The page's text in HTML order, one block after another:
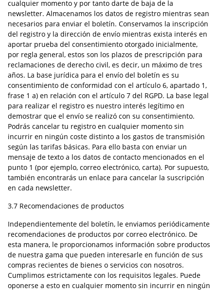
cualquier momento y por tanto darte de baja de la
newsletter. Almacenamos los datos de registro mientras sean
necesarios para enviar el boletín. Conservamos la inscripción
del registro y la dirección de envío mientras exista interés en
aportar prueba del consentimiento otorgado inicialmente,
por regla general, estos son los plazos de prescripción para
reclamaciones de derecho civil, es decir, un máximo de tres
años. La base jurídica para el envío del boletín es su
consentimiento de conformidad con el artículo 6, apartado 1,
frase 1 a) en relación con el artículo 7 del RGPD. La base legal
para realizar el registro es nuestro interés legítimo en
demostrar que el envío se realizó con su consentimiento.
Podrás cancelar tu registro en cualquier momento sin
incurrir en ningún coste distinto a los gastos de transmisión
según las tarifas básicas. Para ello basta con enviar un
mensaje de texto a los datos de contacto mencionados en el
punto 1 (por ejemplo, correo electrónico, carta). Por supuesto,
también encontrarás un enlace para cancelar la suscripción
en cada newsletter.
3.7 Recomendaciones de productos
Independientemente del boletín, le enviamos periódicamente
recomendaciones de productos por correo electrónico. De
esta manera, le proporcionamos información sobre productos
de nuestra gama que pueden interesarle en función de sus
compras recientes de bienes o servicios con nosotros.
Cumplimos estrictamente con los requisitos legales. Puede
oponerse a esto en cualquier momento sin incurrir en ningún